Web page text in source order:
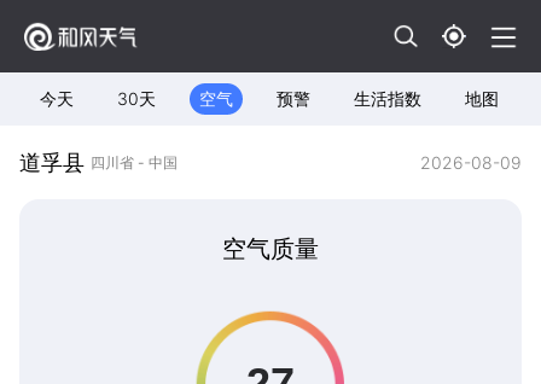
今天 30天 空气 预警 生活指数 地图
道孚县 四川省 - 中国 2026-08-09
空气质量